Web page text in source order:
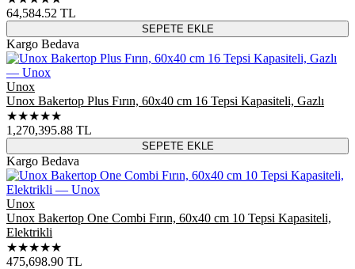
64,584.52 TL
SEPETE EKLE
Kargo Bedava
Unox
Unox Bakertop Plus Fırın, 60x40 cm 16 Tepsi Kapasiteli, Gazlı
★★★★★
1,270,395.88 TL
SEPETE EKLE
Kargo Bedava
Unox
Unox Bakertop One Combi Fırın, 60x40 cm 10 Tepsi Kapasiteli,
Elektrikli
★★★★★
475,698.90 TL